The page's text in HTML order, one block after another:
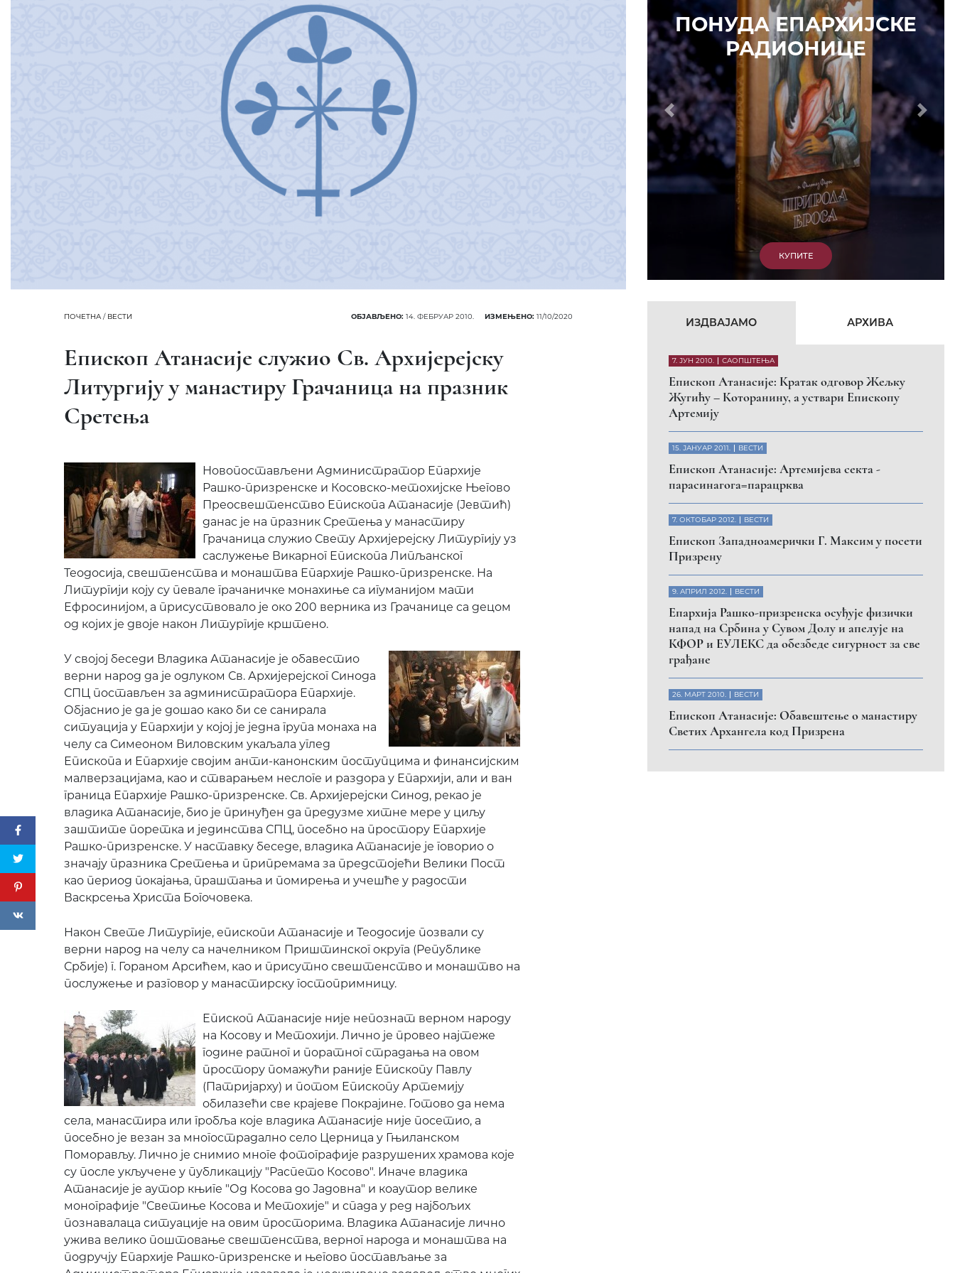
ПОЧЕТНА/ ВЕСТИ ОБЈАВЉЕНО: 14. ФЕБРУАР 2010. ИЗМЕЊЕНО: 11/10/2020
Епископ Атанасије служио Св. Архијерејску
Литургију у манастиру Грачаница на празник
Сретења
Новопостављени Администратор Епархије
Рашко-призренске и Косовско-метохијске Његово
Преосвештенство Епископа Атанасије (Јевтић)
данас је на празник Сретења у манастиру
Грачаница служио Свету Архијерејску Литургију уз
саслужење Викарног Епископа Липљанског
Теодосија, свештенства и монаштва Епархије Рашко-призренске. На
Литургији коју су певале грачаничке монахиње са игуманијом мати
Ефросинијом, а присуствовало је око 200 верника из Грачанице са децом
од којих је двоје након Литургије крштено.
У својој беседи Владика Атанасије је обавестио
верни народ да је одлуком Св. Архијерејског Синода
СПЦ постављен за администратора Епархије.
Објаснио је да је дошао како би се санирала
ситуација у Епархији у којој је једна група монаха на
челу са Симеоном Виловским укаљала углед
Епископа и Епархије својим анти-канонским поступцима и финансијским
малверзацијама, као и стварањем неслоге и раздора у Епархији, али и ван
граница Епархије Рашко-призренске. Св. Архијерејски Синод, рекао је
владика Атанасије, био је принуђен да предузме хитне мере у циљу
заштите поретка и јединства СПЦ, посебно на простору Епархије
Рашко-призренске. У наставку беседе, владика Атанасије је говорио о
значају празника Сретења и припремама за предстојећи Велики Пост
као период покајања, праштања и помирења и учешће у радости
Васкрсења Христа Богочовека.
Након Свете Литургије, епископи Атанасије и Теодосије позвали су
верни народ на челу са начелником Приштинског округа (Републике
Србије) г. Гораном Арсићем, као и присутно свештенство и монаштво на
послужење и разговор у манастирску гостопримницу.
Епископ Атанасије није непознат верном народу
на Косову и Метохији. Лично је провео најтеже
године ратног и поратног страдања на овом
простору помажући раније Епископу Павлу
(Патријарху) и потом Епископу Артемију
обилазећи све крајеве Покрајине. Готово да нема
села, манастира или гробља које владика Атанасије није посетио, а
посебно је везан за многострадално село Церница у Гњиланском
Поморављу. Лично је снимио многе фотографије разрушених храмова које
су после укључене у публикацију "Распето Косово". Иначе владика
Атанасије је аутор књиге "Од Косова до Јадовна" и коаутор велике
монографије "Светиње Косова и Метохије" и спада у ред најбољих
познавалаца ситуације на овим просторима. Владика Атанасије лично
ужива велико поштовање свештенства, верног народа и монаштва на
подручју Епархије Рашко-призренске и његово постављање за
КУПИТЕ
7. ЈУН 2010. САОПШТЕЊА
Eпископ Атанасије: Кратак одговор Жељку
Жугићу – Которанину, а уствари Епископу
Артемију
15. ЈАНУАР 2011. ВЕСТИ
Eпископ Атанасије: Артемијева секта -
парасинагога=парацрква
ВЕСТИ
Eпископ Западноамерички Г. Максим у посети
напад на Србина у Сувом Долу и апелује на
КФОР и ЕУЛЕКС да обезбеде сигурност за све
Eпископ Атанасије: Обавештење о манастиру
Светих Архангела код Призрена